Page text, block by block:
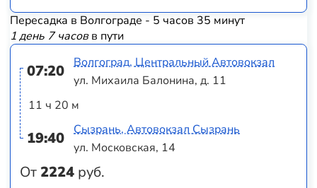
Пересадка в Волгограде - 5 часов 35 минут
1 день 7 часовв пути
07:20
11 ч 20 м
19:40
От2224 руб.
Волгоград, Центральный Автовокзал
ул. Михаила Балонина, д. 11
Сызрань, Автовокзал Сызрань
ул. Московская, 14